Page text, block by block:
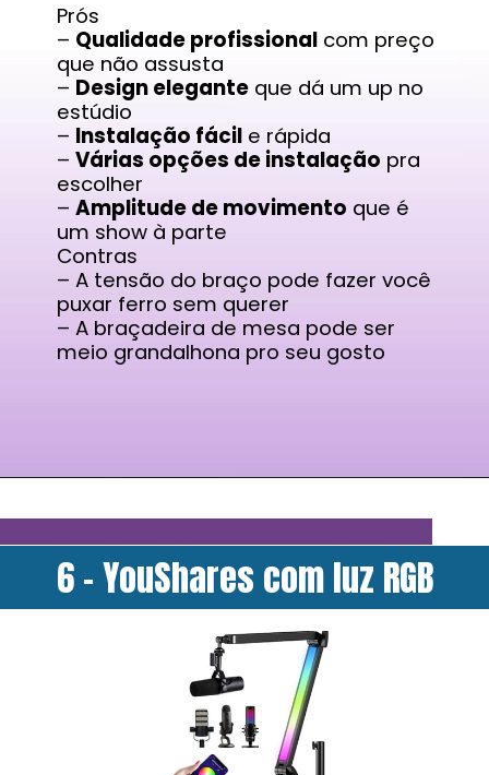
Prós
– Qualidade profissional com preço
que não assusta
– Design elegante que dá um up no
estúdio
– Instalação fácil e rápida
–Várias opções de instalação pra
escolher
–Amplitude de movimento que é
um show à parte
Contras
– A tensão do braço pode fazer você
puxar ferro sem querer
– A braçadeira de mesa pode ser
meio grandalhona pro seu gosto
6 - YouShares com luz RGB